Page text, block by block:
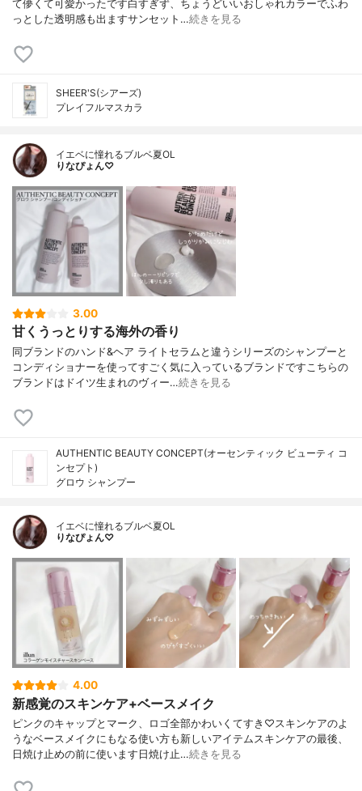
て儚くて可愛かったです白すぎず、ちょうどいいおしゃれカラーでふわ
っとした透明感も出ますサンセット…続きを見る
SHEER'S(シアーズ)
プレイフルマスカラ
イエベに憧れるブルベ夏OL
りなぴょん♡
3.00
甘くうっとりする海外の香り
同ブランドのハンド&ヘア ライトセラムと違うシリーズのシャンプーと
コンディショナーを使ってすごく気に入っているブランドですこちらの
ブランドはドイツ生まれのヴィー…続きを見る
AUTHENTIC BEAUTY CONCEPT(オーセンティック ビューティ コ
ンセプト)
グロウ シャンプー
イエベに憧れるブルベ夏OL
りなぴょん♡
4.00
新感覚のスキンケア+ベースメイク
ピンクのキャップとマーク、ロゴ全部かわいくてすき♡スキンケアのよ
うなベースメイクにもなる使い方も新しいアイテムスキンケアの最後、
日焼け止めの前に使います日焼け止…続きを見る